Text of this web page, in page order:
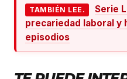
TAMBIÉN LEE.
Serie
precariedad laboral y
episodios